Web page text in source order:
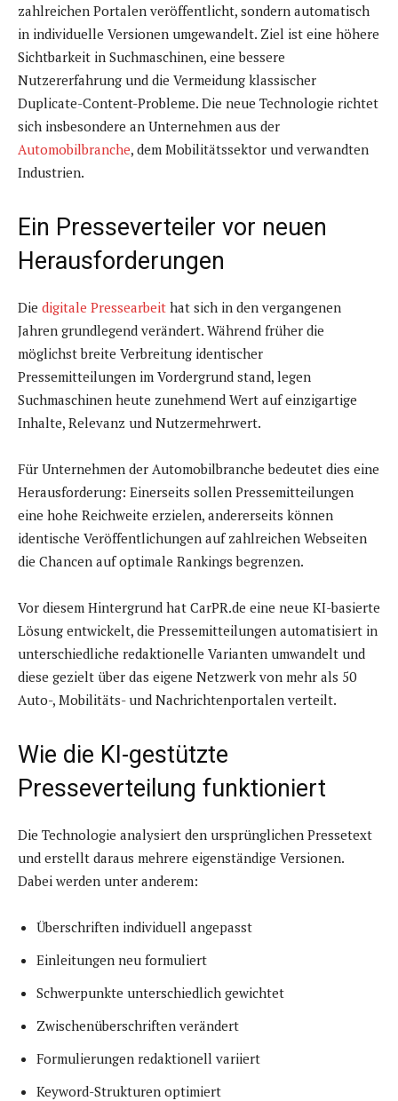
zahlreichen Portalen veröffentlicht, sondern automatisch
in individuelle Versionen umgewandelt. Ziel ist eine höhere
Sichtbarkeit in Suchmaschinen, eine bessere
Nutzererfahrung und die Vermeidung klassischer
Duplicate-Content-Probleme. Die neue Technologie richtet
sich insbesondere an Unternehmen aus der
Automobilbranche, dem Mobilitätssektor und verwandten
Industrien.
Ein Presseverteiler vor neuen
Herausforderungen
Die digitale Pressearbeit hat sich in den vergangenen
Jahren grundlegend verändert. Während früher die
möglichst breite Verbreitung identischer
Pressemitteilungen im Vordergrund stand, legen
Suchmaschinen heute zunehmend Wert auf einzigartige
Inhalte, Relevanz und Nutzermehrwert.
Für Unternehmen der Automobilbranche bedeutet dies eine
Herausforderung: Einerseits sollen Pressemitteilungen
eine hohe Reichweite erzielen, andererseits können
identische Veröffentlichungen auf zahlreichen Webseiten
die Chancen auf optimale Rankings begrenzen.
Vor diesem Hintergrund hat CarPR.de eine neue KI-basierte
Lösung entwickelt, die Pressemitteilungen automatisiert in
unterschiedliche redaktionelle Varianten umwandelt und
diese gezielt über das eigene Netzwerk von mehr als 50
Auto-, Mobilitäts- und Nachrichtenportalen verteilt.
Wie die KI-gestützte
Presseverteilung funktioniert
Die Technologie analysiert den ursprünglichen Pressetext
und erstellt daraus mehrere eigenständige Versionen.
Dabei werden unter anderem:
Überschriften individuell angepasst
Einleitungen neu formuliert
Schwerpunkte unterschiedlich gewichtet
Zwischenüberschriften verändert
Formulierungen redaktionell variiert
Keyword-Strukturen optimiert